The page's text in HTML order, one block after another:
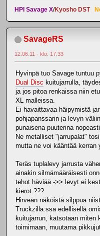
HPI Savage X/Kyosho DST
SavageRS
12.06.11 - klo: 17.33
Hyvinpä tuo Savage tuntuu
Dual Disc kuitujarrulla,
ja jos pitoa renkaissa niin
XL malleissa.
Ei havaittavaa häipymistä
pohjapanssarin ja levyn
punaisena puuterina nopeasti.
Ne metalliset "jarrupalat"
mutta ne voi kääntää kerran
Teräs tuplalevy jarrusta
ainakin silmämääräisesti
tehot häviää ->> levyt ei
kierot ???
Hirveän näköistä silppua
Truckzilla:ssa edellisellä
kuitujarrun, katsotaan miten
toimimaan, muutama